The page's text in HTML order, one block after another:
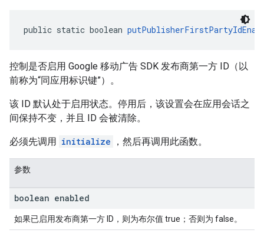
public static boolean
控制是否启用 Google 移动广告 SDK 发布商第一方 ID（以
前称为“同应用标识键”）。
该 ID 默认处于启用状态。停用后，该设置会在应用会话之
间保持不变，并且 ID 会被清除。
必须先调用 initialize ，然后再调用此函数。
参数
boolean enabled
如果已启用发布商第一方 ID，则为布尔值 true；否则为 false。